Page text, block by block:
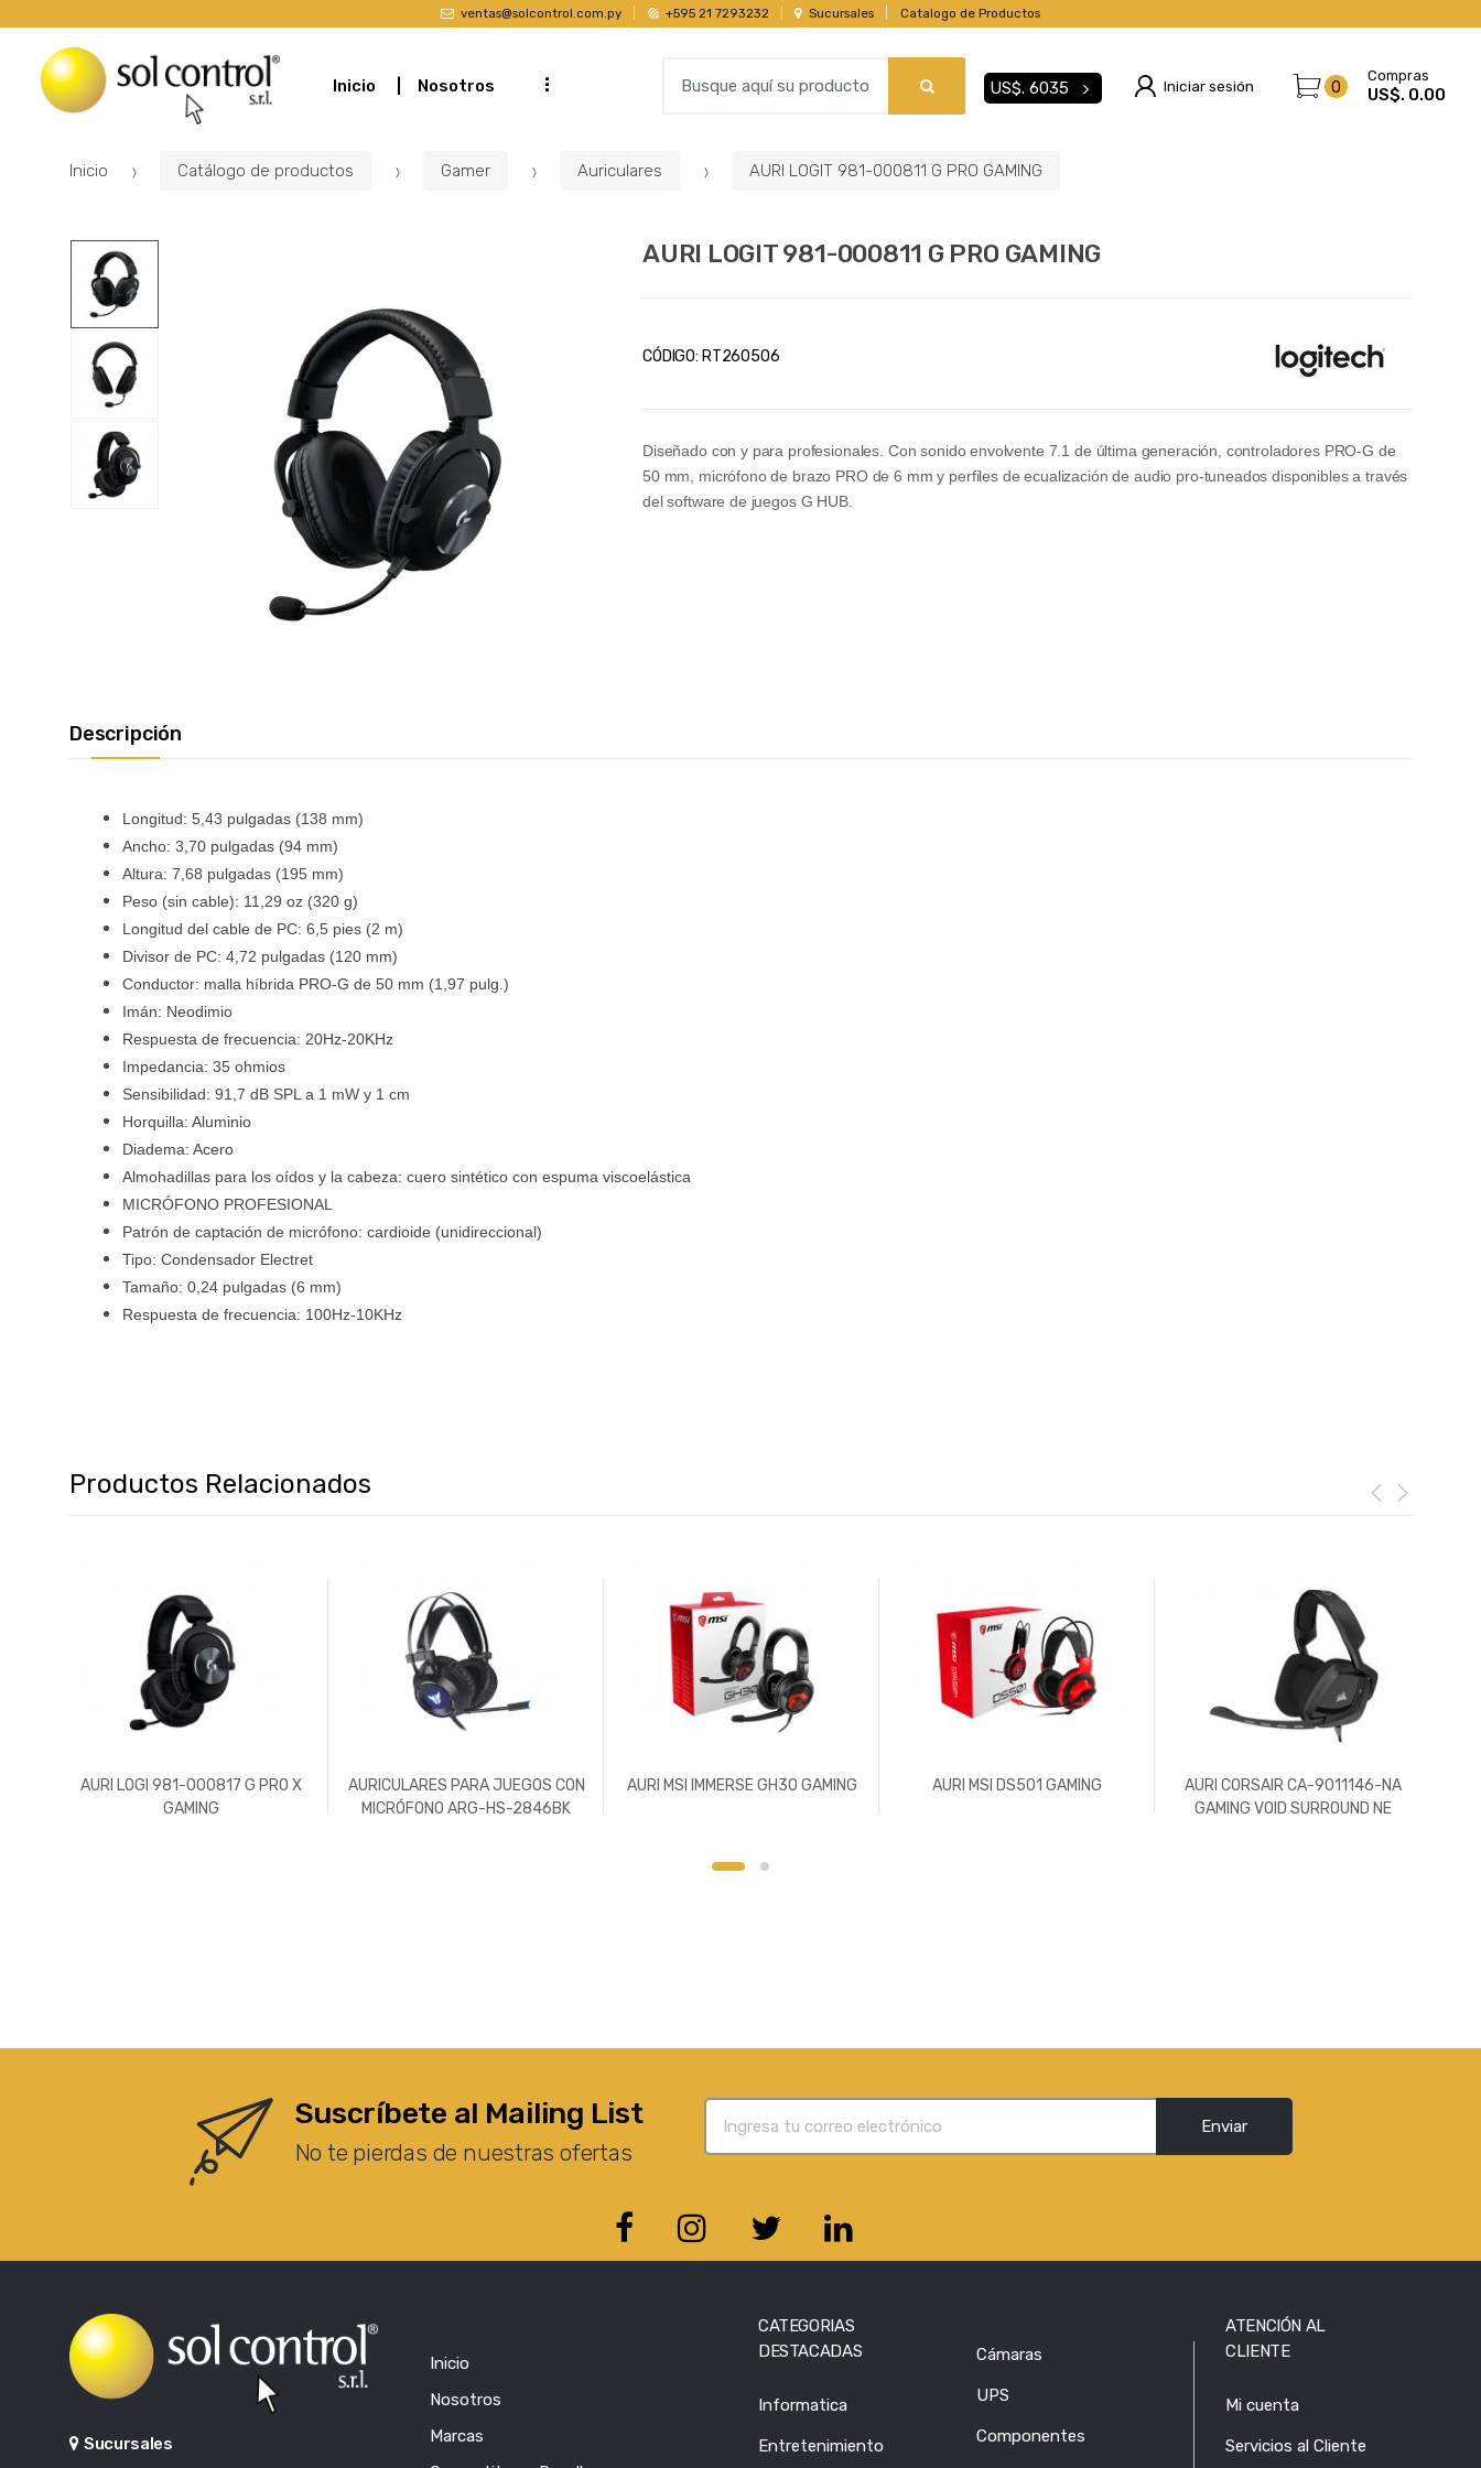
ventas@solcontrol.com.py +595 21 7293232 Sucursales Catalogo de Productos
Inicio Nosotros ...
a
o
US$. 6035 Iniciar sesión 0
Compras
US$. 0.00
Inicio Catálogo de productos Gamer Auriculares AURI LOGIT 981-000811 G PRO GAMING
AURI LOGIT 981-000811 G PRO GAMING
CÓDIGO: RT260506
Diseñado con y para profesionales. Con sonido envolvente 7.1 de última generación, controladores PRO-G de
50 mm, micrófono de brazo PRO de 6 mm y perfiles de ecualización de audio pro-tuneados disponibles a través
del software de juegos G HUB.
Descripción
Longitud: 5,43 pulgadas (138 mm)
Ancho: 3,70 pulgadas (94 mm)
Altura: 7,68 pulgadas (195 mm)
Peso (sin cable): 11,29 oz (320 g)
Longitud del cable de PC: 6,5 pies (2 m)
Divisor de PC: 4,72 pulgadas (120 mm)
Conductor: malla híbrida PRO-G de 50 mm (1,97 pulg.)
Imán: Neodimio
Respuesta de frecuencia: 20Hz-20KHz
Impedancia: 35 ohmios
Sensibilidad: 91,7 dB SPL a 1 mW y 1 cm
Horquilla: Aluminio
Diadema: Acero
Almohadillas para los oídos y la cabeza: cuero sintético con espuma viscoelástica
MICRÓFONO PROFESIONAL
Patrón de captación de micrófono: cardioide (unidireccional)
Tipo: Condensador Electret
Tamaño: 0,24 pulgadas (6 mm)
Respuesta de frecuencia: 100Hz-10KHz
Productos Relacionados
AURI LOGI 981-000817 G PRO X
GAMING
AURICULARES PARA JUEGOS CON
MICRÓFONO ARG-HS-2846BK
AURI MSI IMMERSE GH30 GAMING AURI MSI DS501 GAMING
AURI CORSAIR CA-9011146-NA
GAMING VOID SURROUND NE
Suscríbete al Mailing List
No te pierdas de nuestras ofertas
Enviar
Sucursales
Inicio
Nosotros
Marcas
CATEGORIAS
DESTACADAS
Informatica
Entretenimiento
Cámaras
UPS
Componentes
ATENCIÓN AL
CLIENTE
Mi cuenta
Servicios al Cliente